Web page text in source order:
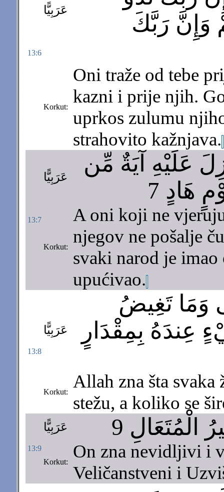
13:6
عَرَبِيًّا
وَإِنَّ رَبَّكَ
Korkut:
Oni traže od tebe
kazni i prije njih.
uprkos zulumu
strahovito kažnjava.
13:7
عَرَبِيًّا
عَلَيْهِ آيَةٌ مِّن
هَادٍ 7
Korkut:
A oni koji ne
njegov ne pošalje
svaki narod je
upućivao.
13:8
عَرَبِيًّا
وَمَا تَغِيضُ
عِندَهُ بِمِقْدَارٍ
Korkut:
Allah zna šta svaka
stežu, a koliko se
13:9
عَرَبِيًّا الْمُتَعَالِ 9
Korkut:
On zna nevidljivi i
Veličanstveni i